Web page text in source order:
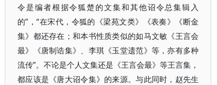
令是编者根据令狐楚的文集和其他诏令总集辑入
的”，“在宋代，令狐的《梁苑文类》《表奏》《断金
集》都还存在；和本书性质类似的如马文敏《王言会
最》《唐制诰集》、李琪《玉堂遗范》等，亦有多种
流传”。不论是个人文集还是《王言会最》等王言集，
都应该是《唐大诏令集》的来源。与此同时，赵先生